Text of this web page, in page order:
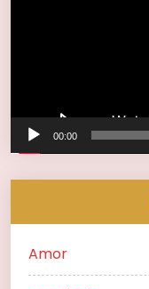
00:00
Amor